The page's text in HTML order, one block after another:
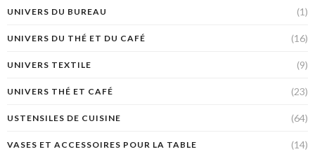
UNIVERS DU BUREAU (1)
UNIVERS DU THÉ ET DU CAFÉ (16)
UNIVERS TEXTILE (9)
UNIVERS THÉ ET CAFÉ (23)
USTENSILES DE CUISINE (64)
VASES ET ACCESSOIRES POUR LA TABLE (14)